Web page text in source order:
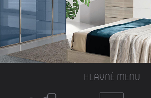
HLAVNÉ MENU